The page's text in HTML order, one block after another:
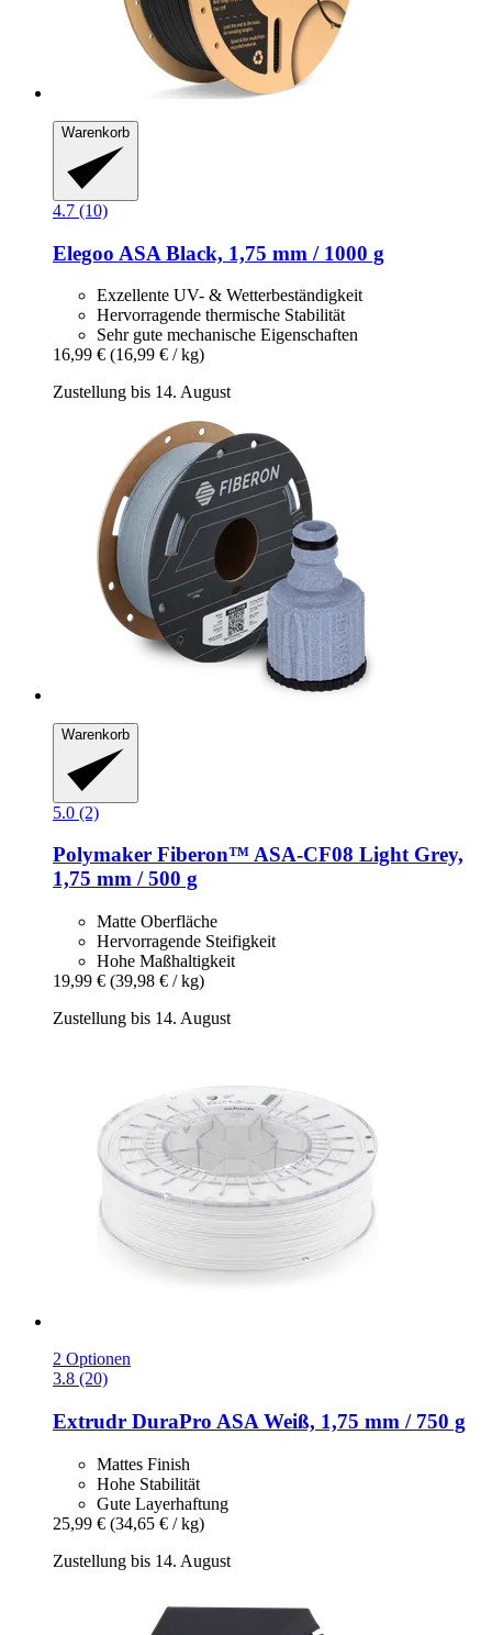
Warenkorb
4.7 (10)
Elegoo ASA Black, 1,75 mm / 1000 g
Exzellente UV- & Wetterbeständigkeit
Hervorragende thermische Stabilität
Sehr gute mechanische Eigenschaften
16,99 € (16,99 € / kg)
Zustellung bis 14. August
Warenkorb
5.0 (2)
Polymaker Fiberon™ ASA-​CF08 Light Grey,
1,75 mm / 500 g
Matte Oberfläche
Hervorragende Steifigkeit
Hohe Maßhaltigkeit
19,99 € (39,98 € / kg)
Zustellung bis 14. August
2 Optionen
3.8 (20)
Extrudr DuraPro ASA Weiß, 1,75 mm / 750 g
Mattes Finish
Hohe Stabilität
Gute Layerhaftung
25,99 € (34,65 € / kg)
Zustellung bis 14. August